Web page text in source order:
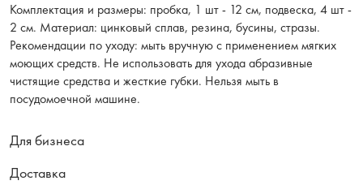
Комплектация и размеры: пробка, 1 шт - 12 см, подвеска, 4 шт -
2 см. Материал: цинковый сплав, резина, бусины, стразы.
Рекомендации по уходу: мыть вручную с применением мягких
моющих средств. Не использовать для ухода абразивные
чистящие средства и жесткие губки. Нельзя мыть в
посудомоечной машине.
Для бизнеса
Доставка